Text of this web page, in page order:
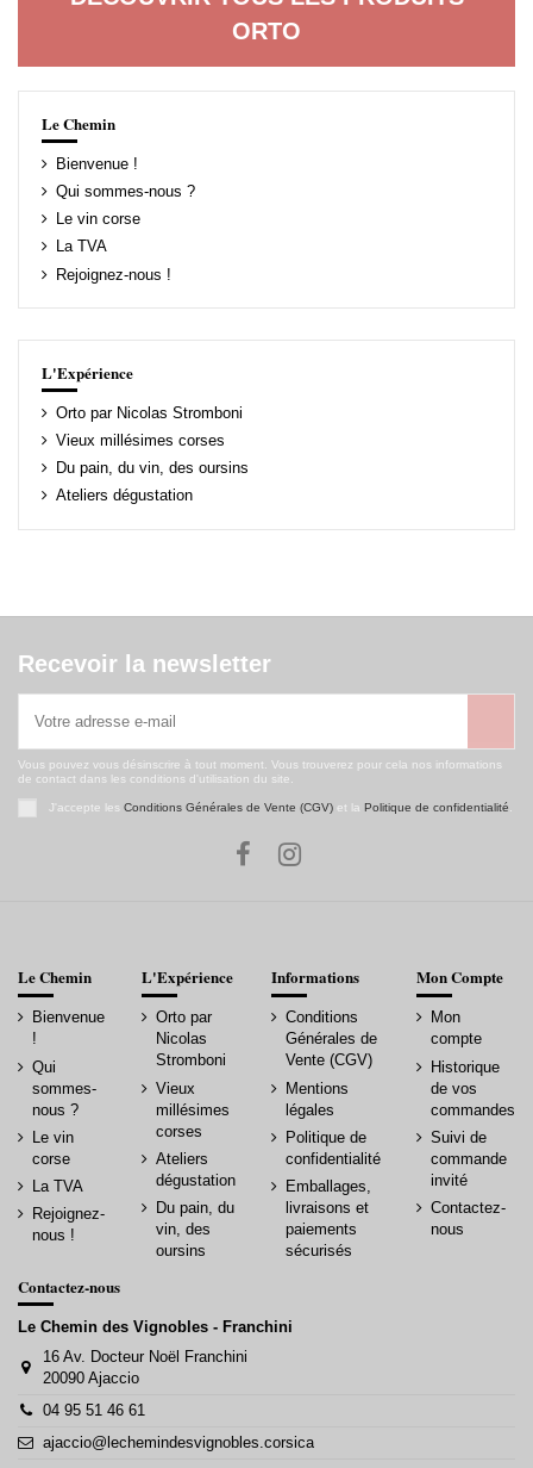
ORTO
Le Chemin
Bienvenue !
Qui sommes-nous ?
Le vin corse
La TVA
Rejoignez-nous !
L'Expérience
Orto par Nicolas Stromboni
Vieux millésimes corses
Du pain, du vin, des oursins
Ateliers dégustation
Recevoir la newsletter
Vous pouvez vous désinscrire à tout moment. Vous trouverez pour cela nos informations
de contact dans les conditions d'utilisation du site.
J'accepte les Conditions Générales de Vente (CGV)et la Politique de confidentialité
Le Chemin
Bienvenue
!
Qui
sommes-
nous ?
Le vin
corse
La TVA
Rejoignez-
nous !
L'Expérience
Orto par
Nicolas
Stromboni
Vieux
millésimes
corses
Ateliers
dégustation
Du pain, du
vin, des
oursins
Informations
Conditions
Générales de
Vente (CGV)
Mentions
légales
Politique de
confidentialité
Emballages,
livraisons et
paiements
sécurisés
Mon Compte
Mon
compte
Historique
de vos
commandes
Suivi de
commande
invité
Contactez-
nous
Contactez-nous
Le Chemin des Vignobles - Franchini
16 Av. Docteur Noël Franchini
20090 Ajaccio
04 95 51 46 61
ajaccio@lechemindesvignobles.corsica